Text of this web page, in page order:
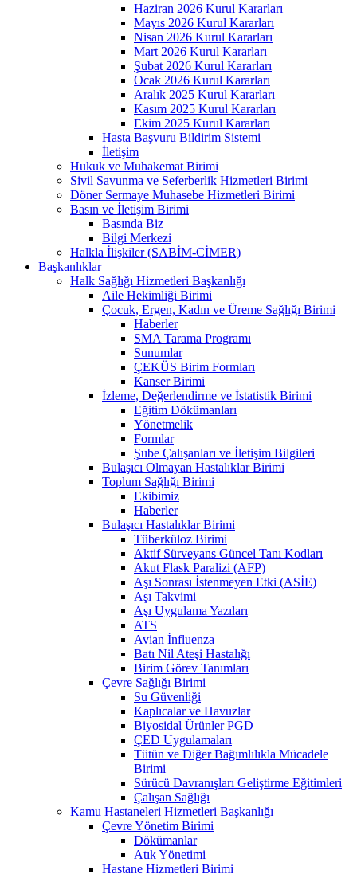
Haziran 2026 Kurul Kararları
Mayıs 2026 Kurul Kararları
Nisan 2026 Kurul Kararları
Mart 2026 Kurul Kararları
Şubat 2026 Kurul Kararları
Ocak 2026 Kurul Kararları
Aralık 2025 Kurul Kararları
Kasım 2025 Kurul Kararları
Ekim 2025 Kurul Kararları
Hasta Başvuru Bildirim Sistemi
İletişim
Hukuk ve Muhakemat Birimi
Sivil Savunma ve Seferberlik Hizmetleri Birimi
Döner Sermaye Muhasebe Hizmetleri Birimi
Basın ve İletişim Birimi
Basında Biz
Bilgi Merkezi
Halkla İlişkiler (SABİM-CİMER)
Başkanlıklar
Halk Sağlığı Hizmetleri Başkanlığı
Aile Hekimliği Birimi
Çocuk, Ergen, Kadın ve Üreme Sağlığı Birimi
Haberler
SMA Tarama Programı
Sunumlar
ÇEKÜS Birim Formları
Kanser Birimi
İzleme, Değerlendirme ve İstatistik Birimi
Eğitim Dökümanları
Yönetmelik
Formlar
Şube Çalışanları ve İletişim Bilgileri
Bulaşıcı Olmayan Hastalıklar Birimi
Toplum Sağlığı Birimi
Ekibimiz
Haberler
Bulaşıcı Hastalıklar Birimi
Tüberküloz Birimi
Aktif Sürveyans Güncel Tanı Kodları
Akut Flask Paralizi (AFP)
Aşı Sonrası İstenmeyen Etki (ASİE)
Aşı Takvimi
Aşı Uygulama Yazıları
ATS
Avian İnfluenza
Batı Nil Ateşi Hastalığı
Birim Görev Tanımları
Çevre Sağlığı Birimi
Su Güvenliği
Kaplıcalar ve Havuzlar
Biyosidal Ürünler PGD
ÇED Uygulamaları
Tütün ve Diğer Bağımlılıkla Mücadele
Birimi
Sürücü Davranışları Geliştirme Eğitimleri
Çalışan Sağlığı
Kamu Hastaneleri Hizmetleri Başkanlığı
Çevre Yönetim Birimi
Dökümanlar
Atık Yönetimi
Hastane Hizmetleri Birimi